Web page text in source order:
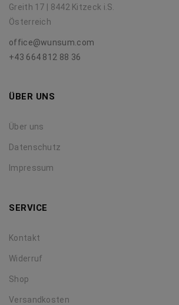
Greith 17 | 8442 Kitzeck i.S.
Österreich
office@wunsum.com
+43 664 812 88 36
ÜBER UNS
Über uns
Datenschutz
Impressum
SERVICE
Kontakt
Widerruf
Shop
Versandkosten